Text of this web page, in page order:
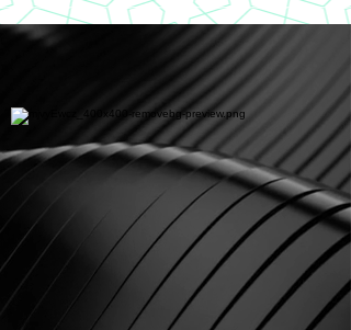
https://www.youtube.com/playlist?
list=PLLRD9WuIGDoJ8BdcMlU6l5NqfU9VdiCLV